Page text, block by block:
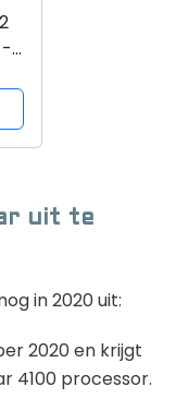
uit te
in 2020 uit:
2020 en krijgt
4100 processor.